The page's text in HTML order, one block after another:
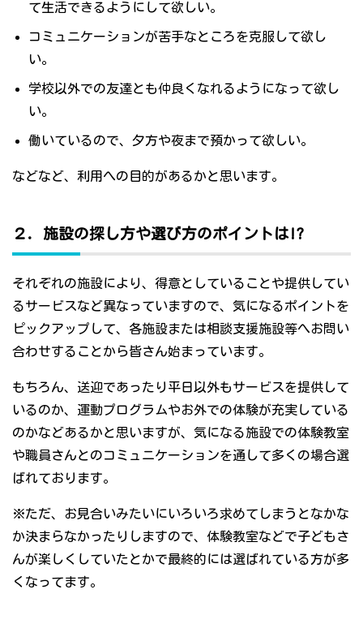
て生活できるようにして欲しい。
コミュニケーションが苦手なところを克服して欲し
い。
学校以外での友達とも仲良くなれるようになって欲し
い。
働いているので、夕方や夜まで預かって欲しい。
などなど、利用への目的があるかと思います。
２．施設の探し方や選び方のポイントは!?
それぞれの施設により、得意としていることや提供してい
るサービスなど異なっていますので、気になるポイントを
ピックアップして、各施設または相談支援施設等へお問い
合わせすることから皆さん始まっています。
もちろん、送迎であったり平日以外もサービスを提供して
いるのか、運動プログラムやお外での体験が充実している
のかなどあるかと思いますが、気になる施設での体験教室
や職員さんとのコミュニケーションを通して多くの場合選
ばれております。
※ただ、お見合いみたいにいろいろ求めてしまうとなかな
か決まらなかったりしますので、体験教室などで子どもさ
んが楽しくしていたとかで最終的には選ばれている方が多
くなってます。